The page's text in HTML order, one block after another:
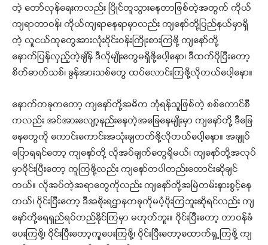
တဲ့ တော်လှန်ရေးကလည်း ပြိုင်တူသွားနေတာဖြစ်တဲ့အတွက် ကိုယ်
ကျရာတာဝန်၊ ကိုယ်ကျရာနေရာမှာလည်း ကျနော်တို့ပြည်နယ်မှာရှိ
တဲ့ လူငယ်ထုတွေအားလုံးဝိုင်းဝန်းကြိုးစားကြဖို့ ကျနော်တို့
နောက်ပြန်လှည့်တဲ့ချိန် ဒီလိုမျိုးတွေမရှိဖို့ပေါ့နော၊ ဒီထက်ပိုပြီးတော့
စိတ်ဓာတ်သစ်၊ ခွန်အားသစ်တွေ ထပ်လောင်းကြဖို့လိုတယ်ပေါ့နော။
နောက်တခုကတော့ ကျနော်တို့အဓိက ဘုံရန်သူဖြစ်တဲ့ စစ်ကောင်စီ
ကလည်း အင်အားလျော့နည်းနေတဲ့အခြေနေမျိုးမှာ ကျနော်တို့ ဒီခြေ
နေတွေကို ကောင်းကောင်းအသုံးချတတ်ဖို့လိုတယ်ပေါ့နော။ အချုပ်
ပြောရရင်တော့ ကျနော်တို့ လိုအပ်ချက်တွေရှိမယ်၊ ကျနော်တို့အလုပ်
မှာဝိုင်းပြီးတော့ ကူကြဖို့လည်း ကျနော်တပါတည်းတောင်းဆိုချင်
တယ်။ လိုအပ်တဲ့အရာတွေကိုလည်း ကျနော်တို့အမြဲတမ်းနားစွင့်နေ
တယ်၊ ဝိုင်းပြီးတော့ ဒီအစိုးရဌာနတခုကိုမပံ့ပိုးကြဘူးဆိုရင်လည်း ကျ
နော်တို့ရေရှည်ရပ်တည်နိုင်ကြမှာ မဟုတ်ဘူး။ ဝိုင်းပြီးတော့ တာဝန်ခံ
ပေးကြဖို့၊ ဝိုင်းပြီးတော့ကူပေးကြဖို့၊ ဝိုင်းပြီးတော့ထောက်ရှု့ကြဖို့ ကျ